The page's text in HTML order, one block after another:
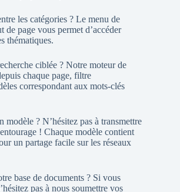
les catégories ? Le menu de
de page vous permet d’accéder
thématiques.
ciblée ? Notre moteur de
chaque page, filtre
correspondant aux mots-clés
modèle ? N’hésitez pas à transmettre
! Chaque modèle contient
un partage facile sur les réseaux
base de documents ? Si vous
pas à nous soumettre vos